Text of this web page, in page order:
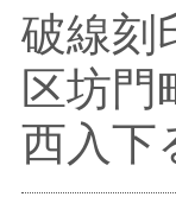
破線刻
区坊門
西入下